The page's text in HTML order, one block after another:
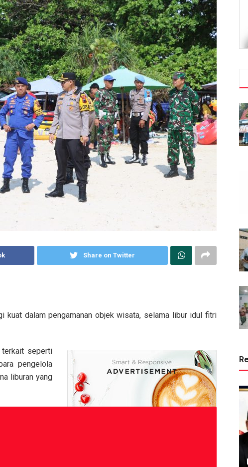
Share on Twitter
kuat dalam pengamanan objek wisata, selama libur idul fitri
terkait seperti
pengelola
liburan yang